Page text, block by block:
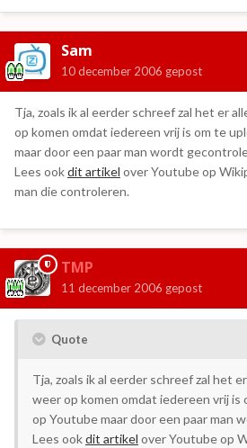
Sam
10 december 2006 gepost
Tja, zoals ik al eerder schreef zal het er
op komen omdat iedereen vrij is om te
maar door een paar man wordt
Lees ookdit artikel over Youtube op
man die controleren.
TMP
11 december 2006 gepost
Quote
Tja, zoals ik al eerder schreef zal het
weer op komen omdat iedereen vrij is
op Youtube maar door een paar man
Lees ookdit artikel over Youtube op